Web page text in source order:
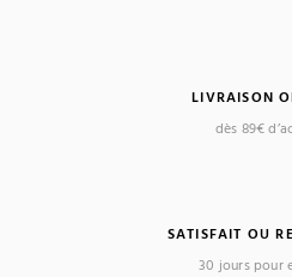
LIVRAISON
dès 89€
SATISFAIT OU
30 jours pour